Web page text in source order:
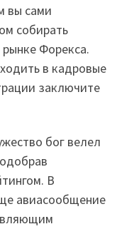
вы сами
собирать
Форекса.
в кадровые
заключите
бог велел
В
авиасообщение